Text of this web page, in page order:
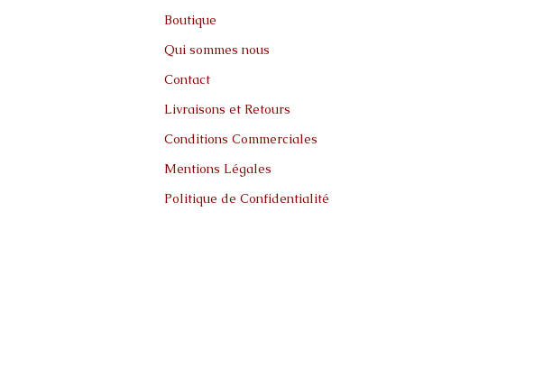
Boutique
Qui sommes nous
Contact
Livraisons et Retours
Conditions Commerciales
Mentions Légales
Politique de Confidentialité